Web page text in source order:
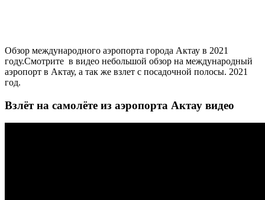
Обзор международного аэропорта города Актау в 2021
году.Смотрите в видео небольшой обзор на международный
аэропорт в Актау, а так же взлет с посадочной полосы. 2021
год.
Взлёт на самолёте из аэропорта Актау видео